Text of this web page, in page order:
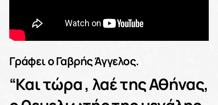
Γράφει ο Γαβρής Άγγελος.
“Και τώρα , λαέ της Αθήνας,